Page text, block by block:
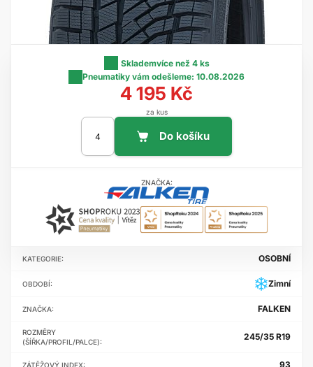
KATEGORIE: OSOBNÍ
OBDOBÍ: Zimní
ZNAČKA: FALKEN
ROZMĚRY
(ŠÍŘKA/PROFIL/PALCE):
245/35 R19
ZÁTĚŽOVÝ INDEX: 93
Sklademvíce než 4 ks
Pneumatiky vám odešleme: 10.08.2026
4 195 Kč
za kus
ZNAČKA: